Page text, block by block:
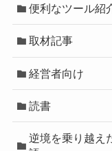
便利なツール紹
取材記事
経営者向け
読書
逆境を乗り越え